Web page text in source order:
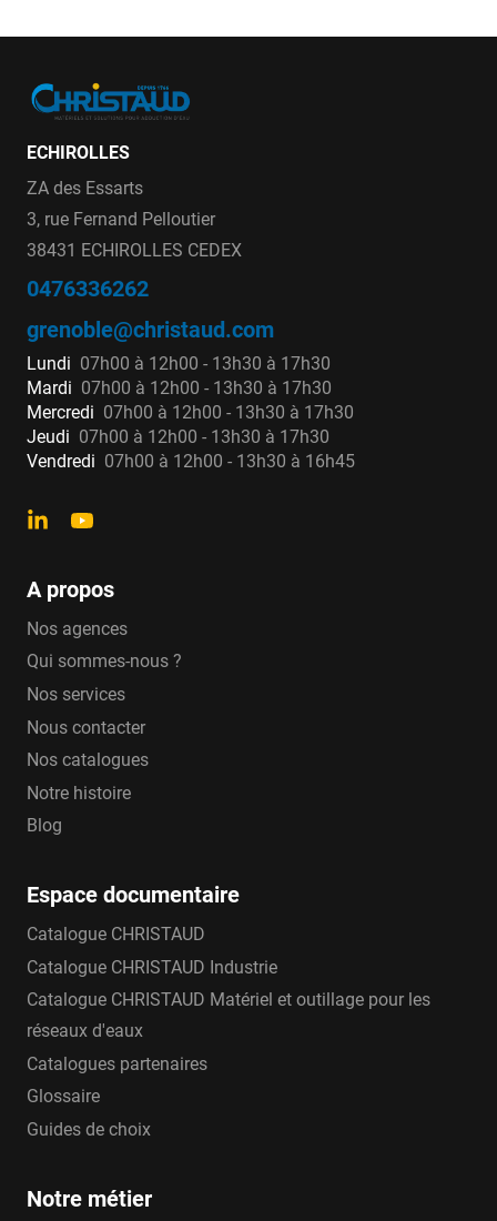
ECHIROLLES
ZA des Essarts
3, rue Fernand Pelloutier
38431 ECHIROLLES CEDEX
0476336262
grenoble@christaud.com
Lundi 07h00 à 12h00 - 13h30 à 17h30
Mardi 07h00 à 12h00 - 13h30 à 17h30
Mercredi 07h00 à 12h00 - 13h30 à 17h30
Jeudi 07h00 à 12h00 - 13h30 à 17h30
Vendredi 07h00 à 12h00 - 13h30 à 16h45
A propos
Nos agences
Qui sommes-nous ?
Nos services
Nous contacter
Nos catalogues
Notre histoire
Blog
Espace documentaire
Catalogue CHRISTAUD
Catalogue CHRISTAUD Industrie
Catalogue CHRISTAUD Matériel et outillage pour les
réseaux d'eaux
Catalogues partenaires
Glossaire
Guides de choix
Notre métier